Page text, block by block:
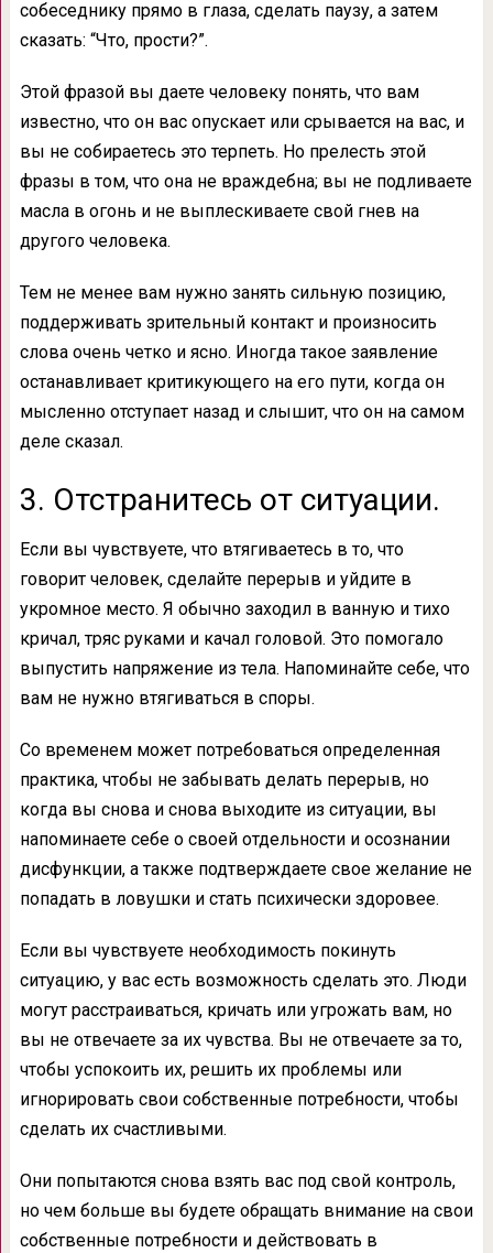
собеседнику прямо в глаза, сделать паузу, а затем
сказать: “Что, прости?”.
Этой фразой вы даете человеку понять, что вам
известно, что он вас опускает или срывается на вас, и
вы не собираетесь это терпеть. Но прелесть этой
фразы в том, что она не враждебна; вы не подливаете
масла в огонь и не выплескиваете свой гнев на
другого человека.
Тем не менее вам нужно занять сильную позицию,
поддерживать зрительный контакт и произносить
слова очень четко и ясно. Иногда такое заявление
останавливает критикующего на его пути, когда он
мысленно отступает назад и слышит, что он на самом
деле сказал.
3. Отстранитесь от ситуации.
Если вы чувствуете, что втягиваетесь в то, что
говорит человек, сделайте перерыв и уйдите в
укромное место. Я обычно заходил в ванную и тихо
кричал, тряс руками и качал головой. Это помогало
выпустить напряжение из тела. Напоминайте себе, что
вам не нужно втягиваться в споры.
Со временем может потребоваться определенная
практика, чтобы не забывать делать перерыв, но
когда вы снова и снова выходите из ситуации, вы
напоминаете себе о своей отдельности и осознании
дисфункции, а также подтверждаете свое желание не
попадать в ловушки и стать психически здоровее.
Если вы чувствуете необходимость покинуть
ситуацию, у вас есть возможность сделать это. Люди
могут расстраиваться, кричать или угрожать вам, но
вы не отвечаете за их чувства. Вы не отвечаете за то,
чтобы успокоить их, решить их проблемы или
игнорировать свои собственные потребности, чтобы
сделать их счастливыми.
Они попытаются снова взять вас под свой контроль,
но чем больше вы будете обращать внимание на свои
собственные потребности и действовать в